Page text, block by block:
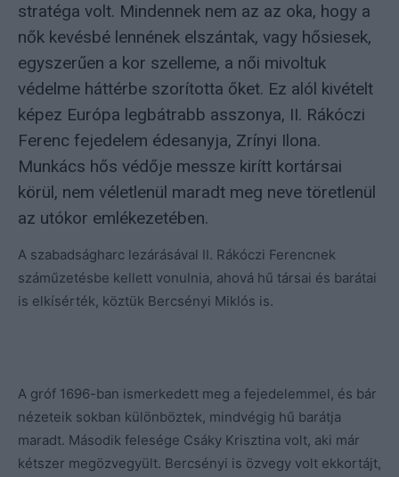
stratéga volt. Mindennek nem az az oka, hogy a
nők kevésbé lennének elszántak, vagy hősiesek,
egyszerűen a kor szelleme, a női mivoltuk
védelme háttérbe szorította őket. Ez alól kivételt
képez Európa legbátrabb asszonya, II. Rákóczi
Ferenc fejedelem édesanyja, Zrínyi Ilona.
Munkács hős védője messze kirítt kortársai
körül, nem véletlenül maradt meg neve töretlenül
az utókor emlékezetében.
A szabadságharc lezárásával II. Rákóczi Ferencnek
száműzetésbe kellett vonulnia, ahová hű társai és barátai
is elkísérték, köztük Bercsényi Miklós is.
A gróf 1696-ban ismerkedett meg a fejedelemmel, és bár
nézeteik sokban különböztek, mindvégig hű barátja
maradt. Második felesége Csáky Krisztina volt, aki már
kétszer megözvegyült. Bercsényi is özvegy volt ekkortájt,